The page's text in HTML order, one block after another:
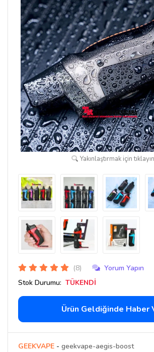
Yakınlaştırmak için tıklayın
(8)
Yorum Yapın
Stok Durumu: TÜKENDİ
Ürün Geldiğinde Haber
GEEKVAPE - geekvape-aegis-boost